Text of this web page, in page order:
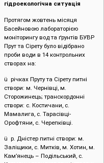
гідроекологічна ситуація
Протягом жовтень місяця
Басейновою лабораторією
моніторингу вод та ґрунтів БУВР
Прут та Сірету було відібрано
проби води в 14 контрольних
створах на:
ü річках Пруту та Сірету питні
створи: м. Чернівці, м.
Сторожинець; транскордонні
створи: с. Костичани, с.
Мамалига, с. Тарасівці-
Орофтяни, с. Черепківці.
ü р. Дністер питні створи: м.
Заліщики, с. Митків, м. Хотин, м.
Кам’янець – Подільський, с.